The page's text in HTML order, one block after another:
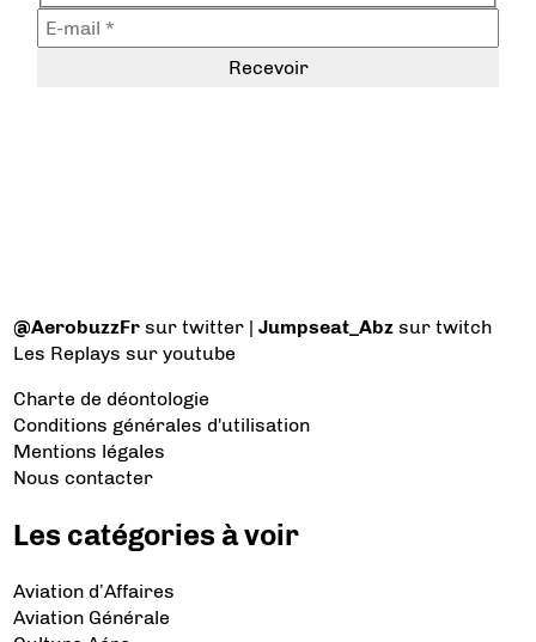
@AerobuzzFr sur twitter |Jumpseat_Abz sur twitch
Les Replays sur youtube
Charte de déontologie
Conditions générales d'utilisation
Mentions légales
Nous contacter
Les catégories à voir
Aviation d’Affaires
Aviation Générale